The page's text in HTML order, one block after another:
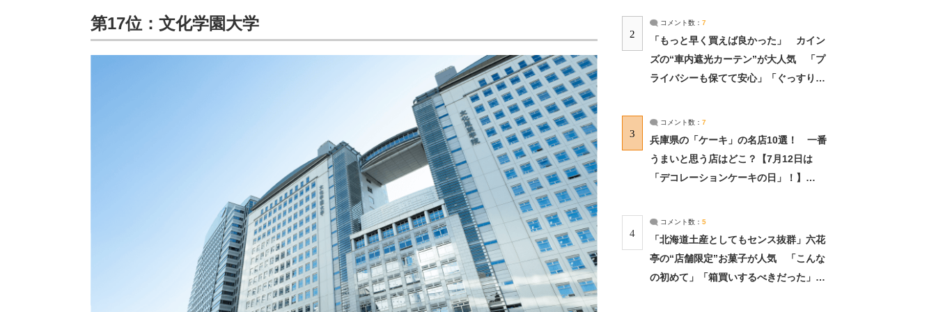
第17位：文化学園大学
2
コメント数： 7
「もっと早く買えば良かった」 カイン
ズの“車内遮光カーテン”が大人気 「プ
ライバシーも保てて安心」「ぐっすり眠
3
コメント数： 7
兵庫県の「ケーキ」の名店10選！ 一番
うまいと思う店はどこ？【7月12日は
「デコレーションケーキの日」！】
4
コメント数： 5
「北海道土産としてもセンス抜群」六花
亭の“店舗限定”お菓子が人気 「こんな
の初めて」「箱買いするべきだった」